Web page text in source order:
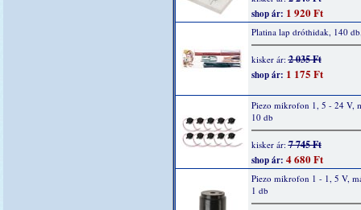
shop ár: 1 920 Ft
Platina lap dróthidak, 140
kisker ár:2 035 Ft
shop ár: 1 175 Ft
Piezo mikrofon 1, 5 - 24 V,
10 db
kisker ár:7 745 Ft
shop ár: 4 680 Ft
Piezo mikrofon 1 - 1, 5 V,
1 db